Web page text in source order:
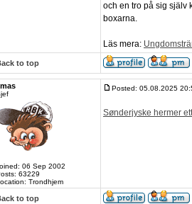
och en tro på sig själv
boxarna.
Läs mera:
to top
06 Sep 2002
63229
Trondhjem
Posted: 05.08.2025
Sønderjyske hermer
to top